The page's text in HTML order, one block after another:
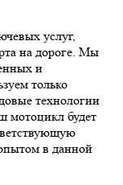
услуг,
на дороге. Мы
и
только
технологии
мотоцикл будет
в данной